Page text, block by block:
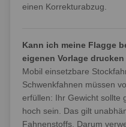
einen Korrekturabzug.
Kann ich meine Flagge
eigenen Vorlage
Mobil einsetzbare
Schwenkfahnen müssen
erfüllen: Ihr Gewicht sollte
hoch sein. Das gilt
Fahnenstoffs. Darum